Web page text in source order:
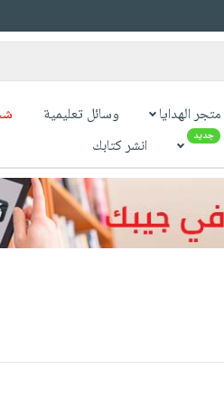
متجر الهدايا وسائل تعليمية
جديد انشر كتابك